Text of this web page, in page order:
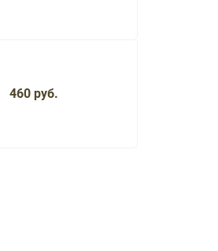
460 руб.